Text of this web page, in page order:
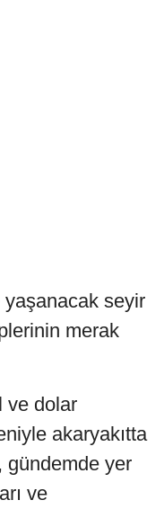
yaşanacak seyir
merak
ve dolar
akaryakıtta
gündemde yer
ve